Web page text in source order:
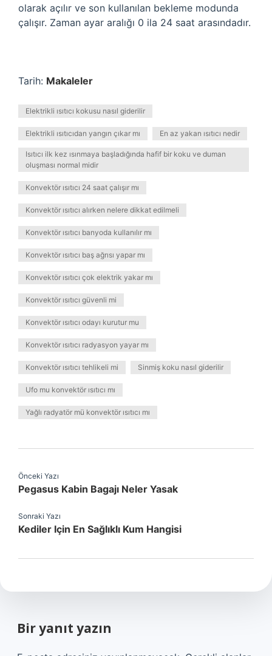
olarak açılır ve son kullanılan bekleme modunda
çalışır. Zaman ayar aralığı 0 ila 24 saat arasındadır.
Tarih: Makaleler
Elektrikli ısıtıcı kokusu nasıl giderilir
Elektrikli ısıtıcıdan yangın çıkar mı En az yakan ısıtıcı nedir
Isıtıcı ilk kez ısınmaya başladığında hafif bir koku ve duman
oluşması normal midir
Konvektör ısıtıcı 24 saat çalışır mı
Konvektör ısıtıcı alırken nelere dikkat edilmeli
Konvektör ısıtıcı banyoda kullanılır mı
Konvektör ısıtıcı baş ağrısı yapar mı
Konvektör ısıtıcı çok elektrik yakar mı
Konvektör ısıtıcı güvenli mi
Konvektör ısıtıcı odayı kurutur mu
Konvektör ısıtıcı radyasyon yayar mı
Konvektör ısıtıcı tehlikeli mi Sinmiş koku nasıl giderilir
Ufo mu konvektör ısıtıcı mı
Yağlı radyatör mü konvektör ısıtıcı mı
Önceki Yazı
Pegasus Kabin Bagajı Neler Yasak
Sonraki Yazı
Kediler Için En Sağlıklı Kum Hangisi
Bir yanıt yazın